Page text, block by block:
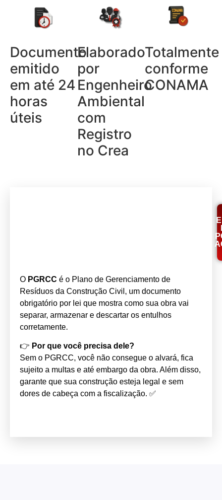
Documento
emitido
em até 24
horas
úteis
Elaborado
por
Engenheiro
Ambiental
com
Registro
no Crea
Totalmente
conforme
CONAMA
O PGRCC é o Plano de Gerenciamento de
Resíduos da Construção Civil, um documento
obrigatório por lei que mostra como sua obra vai
separar, armazenar e descartar os entulhos
corretamente.
👉 Por que você precisa dele?
Sem o PGRCC, você não consegue o alvará, fica
sujeito a multas e até embargo da obra. Além disso,
garante que sua construção esteja legal e sem
dores de cabeça com a fiscalização. ✅